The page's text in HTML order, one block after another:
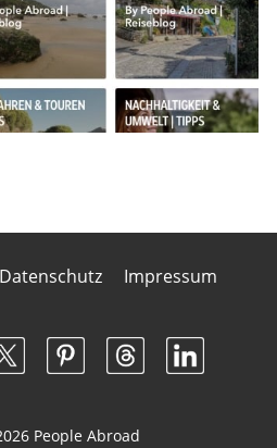
Datenschutz Impressum
People Abroad